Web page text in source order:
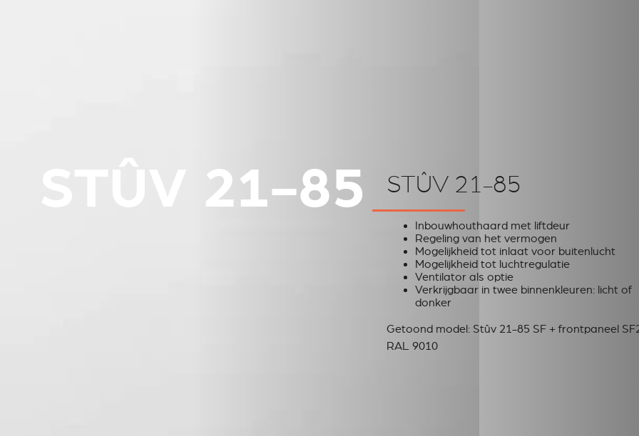
STÛV 21-85 STÛV 21-85
Inbouwhouthaard met liftdeur
Regeling van het vermogen
Mogelijkheid tot inlaat voor buitenlucht
Mogelijkheid tot luchtregulatie
Ventilator als optie
Verkrijgbaar in twee binnenkleuren: licht of
donker
Getoond model: Stûv 21-85 SF + frontpaneel
RAL 9010